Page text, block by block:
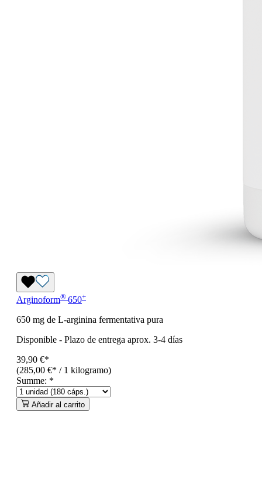
Arginoform® 650+
650 mg de L-arginina fermentativa pura
Disponible - Plazo de entrega aprox. 3-4 días
39,90 €*
(285,00 €* / 1 kilogramo)
Summe: *
Añadir al carrito